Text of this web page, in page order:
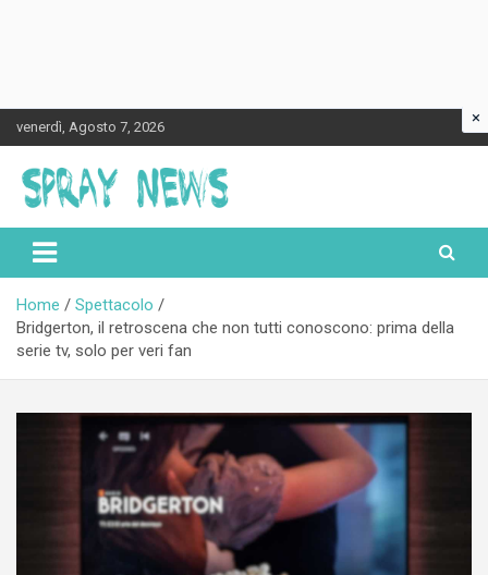
to
content
venerdì, Agosto 7, 2026
Spraynews.it
Home
Spettacolo
Bridgerton, il retroscena che non tutti conoscono: prima della
serie tv, solo per veri fan
×